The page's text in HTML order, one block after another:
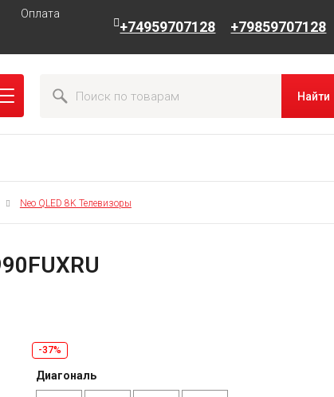
Оплата
+74959707128 +79859707128
Найти
Neo QLED 8K Телевизоры
-37%
Диагональ